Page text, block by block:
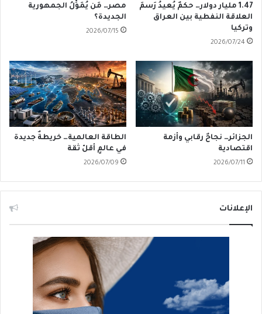
1.47 مليار دولار… حكمٌ يُعيدُ رَسمَ
العلاقة النفطية بين العراق
وتركيا
2026/07/24
مصر… مَن يُمَوِّلُ الجمهورية
الجديدة؟
2026/07/15
الجزائر… نجاحٌ رقابي وأزمة
اقتصادية
2026/07/11
الطاقة العالمية… خريطةٌ جديدة
في عالمٍ أقلّ ثقة
2026/07/09
الإعلانات